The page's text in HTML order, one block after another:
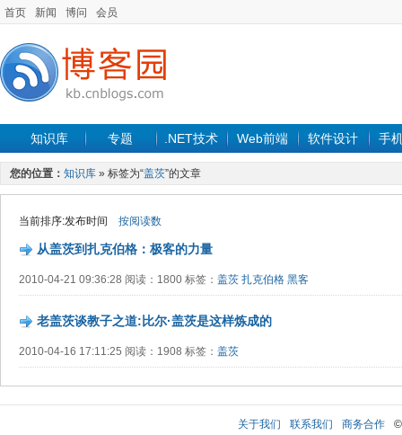
首页 新闻 博问 会员
知识库 专题 .NET技术 Web前端 软件设计 手
您的位置： 知识库 » 标签为“盖茨”的文章
当前排序:发布时间 按阅读数
从盖茨到扎克伯格：极客的力量
2010-04-21 09:36:28 阅读：1800 标签： 盖茨 扎克伯格 黑客
老盖茨谈教子之道:比尔·盖茨是这样炼成的
2010-04-16 17:11:25 阅读：1908 标签： 盖茨
关于我们 联系我们 商务合作